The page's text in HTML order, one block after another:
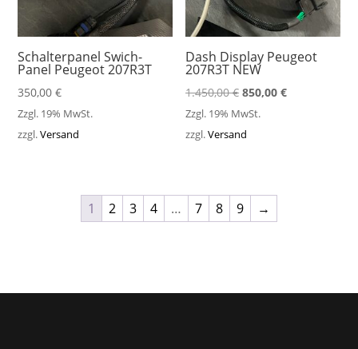
Schalterpanel Swich-
Panel Peugeot 207R3T
350,00€
Zzgl. 19% MwSt.
zzgl.Versand
Dash Display Peugeot
207R3T NEW
1.450,00€ Ursprünglicher
Preis
war:
850,00€Aktueller
Zzgl. 19% MwSt.
zzgl.Versand
1 2 3 4 … 7 8 9 →